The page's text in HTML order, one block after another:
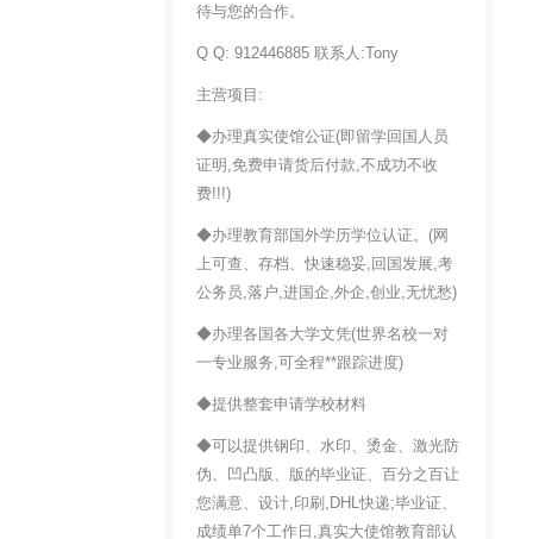
待与您的合作。
Q Q: 912446885 联系人:Tony
主营项目:
◆办理真实使馆公证(即留学回国人员
证明,免费申请货后付款,不成功不收
费!!!)
◆办理教育部国外学历学位认证。(网
上可查、存档、快速稳妥,回国发展,考
公务员,落户,进国企,外企,创业,无忧愁)
◆办理各国各大学文凭(世界名校一对
一专业服务,可全程**跟踪进度)
◆提供整套申请学校材料
◆可以提供钢印、水印、烫金、激光防
伪、凹凸版、版的毕业证、百分之百让
您满意、设计,印刷,DHL快递;毕业证、
成绩单7个工作日,真实大使馆教育部认